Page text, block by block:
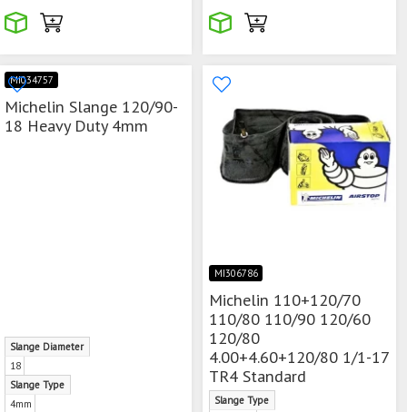
MI034757
Michelin Slange 120/90-
18 Heavy Duty 4mm
Slange Diameter
18
Slange Type
4mm
MI306786
Michelin 110+120/70
110/80 110/90 120/60
120/80
4.00+4.60+120/80 1/1-17
TR4 Standard
Slange Type